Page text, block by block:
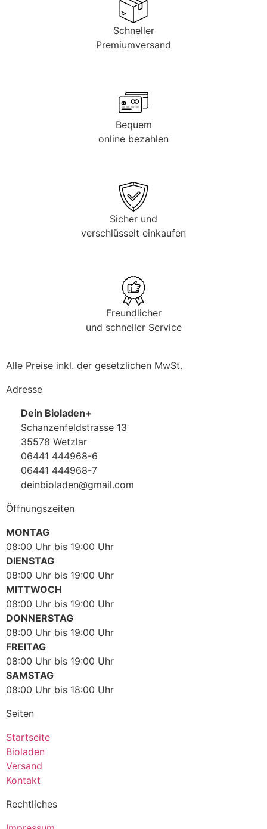
Schneller
Premiumversand
Bequem
online bezahlen
Sicher und
verschlüsselt einkaufen
Freundlicher
und schneller Service
Alle Preise inkl. der gesetzlichen MwSt.
Adresse
Dein Bioladen+
Schanzenfeldstrasse 13
35578 Wetzlar
06441 444968-6
06441 444968-7
deinbioladen@gmail.com
Öffnungszeiten
MONTAG
08:00 Uhr bis 19:00 Uhr
DIENSTAG
08:00 Uhr bis 19:00 Uhr
MITTWOCH
08:00 Uhr bis 19:00 Uhr
DONNERSTAG
08:00 Uhr bis 19:00 Uhr
FREITAG
08:00 Uhr bis 19:00 Uhr
SAMSTAG
08:00 Uhr bis 18:00 Uhr
Seiten
Startseite
Bioladen
Versand
Kontakt
Rechtliches